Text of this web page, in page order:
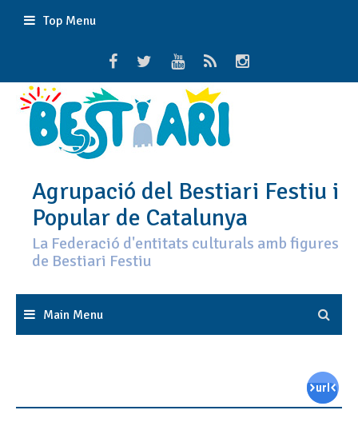
Top Menu
Agrupació del Bestiari Festiu i
Popular de Catalunya
La Federació d'entitats culturals amb figures
de Bestiari Festiu
Main Menu